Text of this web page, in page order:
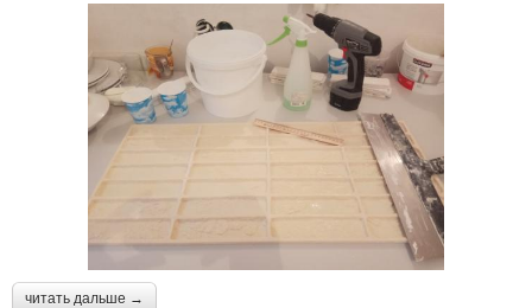
читать дальше →